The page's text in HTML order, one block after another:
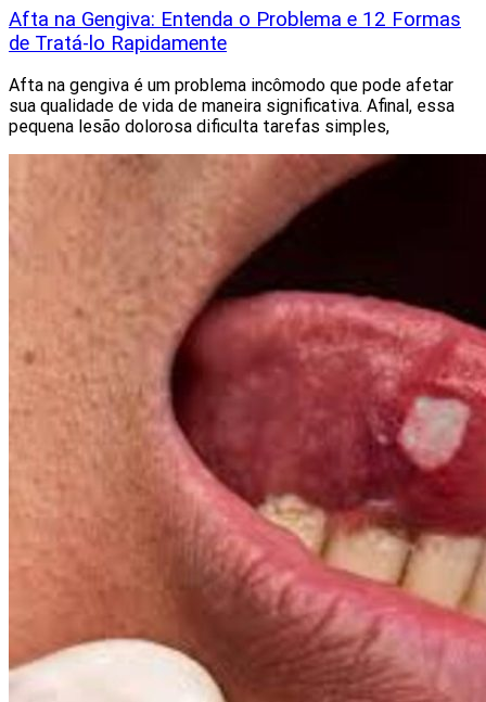
Afta na Gengiva: Entenda o Problema e 12 Formas
de Tratá-lo Rapidamente
Afta na gengiva é um problema incômodo que pode afetar
sua qualidade de vida de maneira significativa. Afinal, essa
pequena lesão dolorosa dificulta tarefas simples,